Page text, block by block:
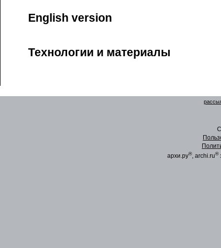
English version
Технологии и материалы
архи.ру®, archi.ru®